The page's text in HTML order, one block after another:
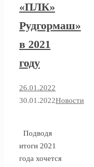
«ПЛК»
Рудгормаш»
в 2021
году
26.01.2022
30.01.2022Новости
Подводя
итоги 2021
года хочется